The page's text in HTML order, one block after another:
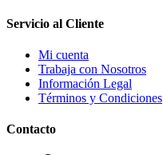
Servicio al Cliente
Mi cuenta
Trabaja con Nosotros
Información Legal
Términos y Condiciones
Contacto